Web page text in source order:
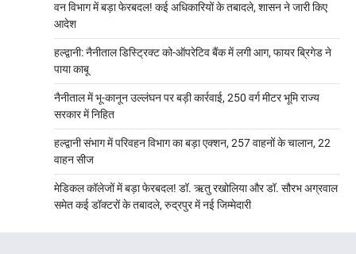
वन विभाग में बड़ा फेरबदल! कई अधिकारियों के तबादले, शासन ने जारी किए
आदेश
हल्द्वानी: नैनीताल डिस्ट्रिक्ट को-ऑपरेटिव बैंक में लगी आग, फायर ब्रिगेड ने
पाया काबू
नैनीताल में भू-कानून उल्लंघन पर बड़ी कार्रवाई, 250 वर्ग मीटर भूमि राज्य
सरकार में निहित
हल्द्वानी संभाग में परिवहन विभाग का बड़ा एक्शन, 257 वाहनों के चालान, 22
वाहन सीज
मेडिकल कॉलेजों में बड़ा फेरबदल! डॉ. ऋतु रखोलिया और डॉ. सौरभ अग्रवाल
समेत कई डॉक्टरों के तबादले, रुद्रपुर में नई जिम्मेदारी